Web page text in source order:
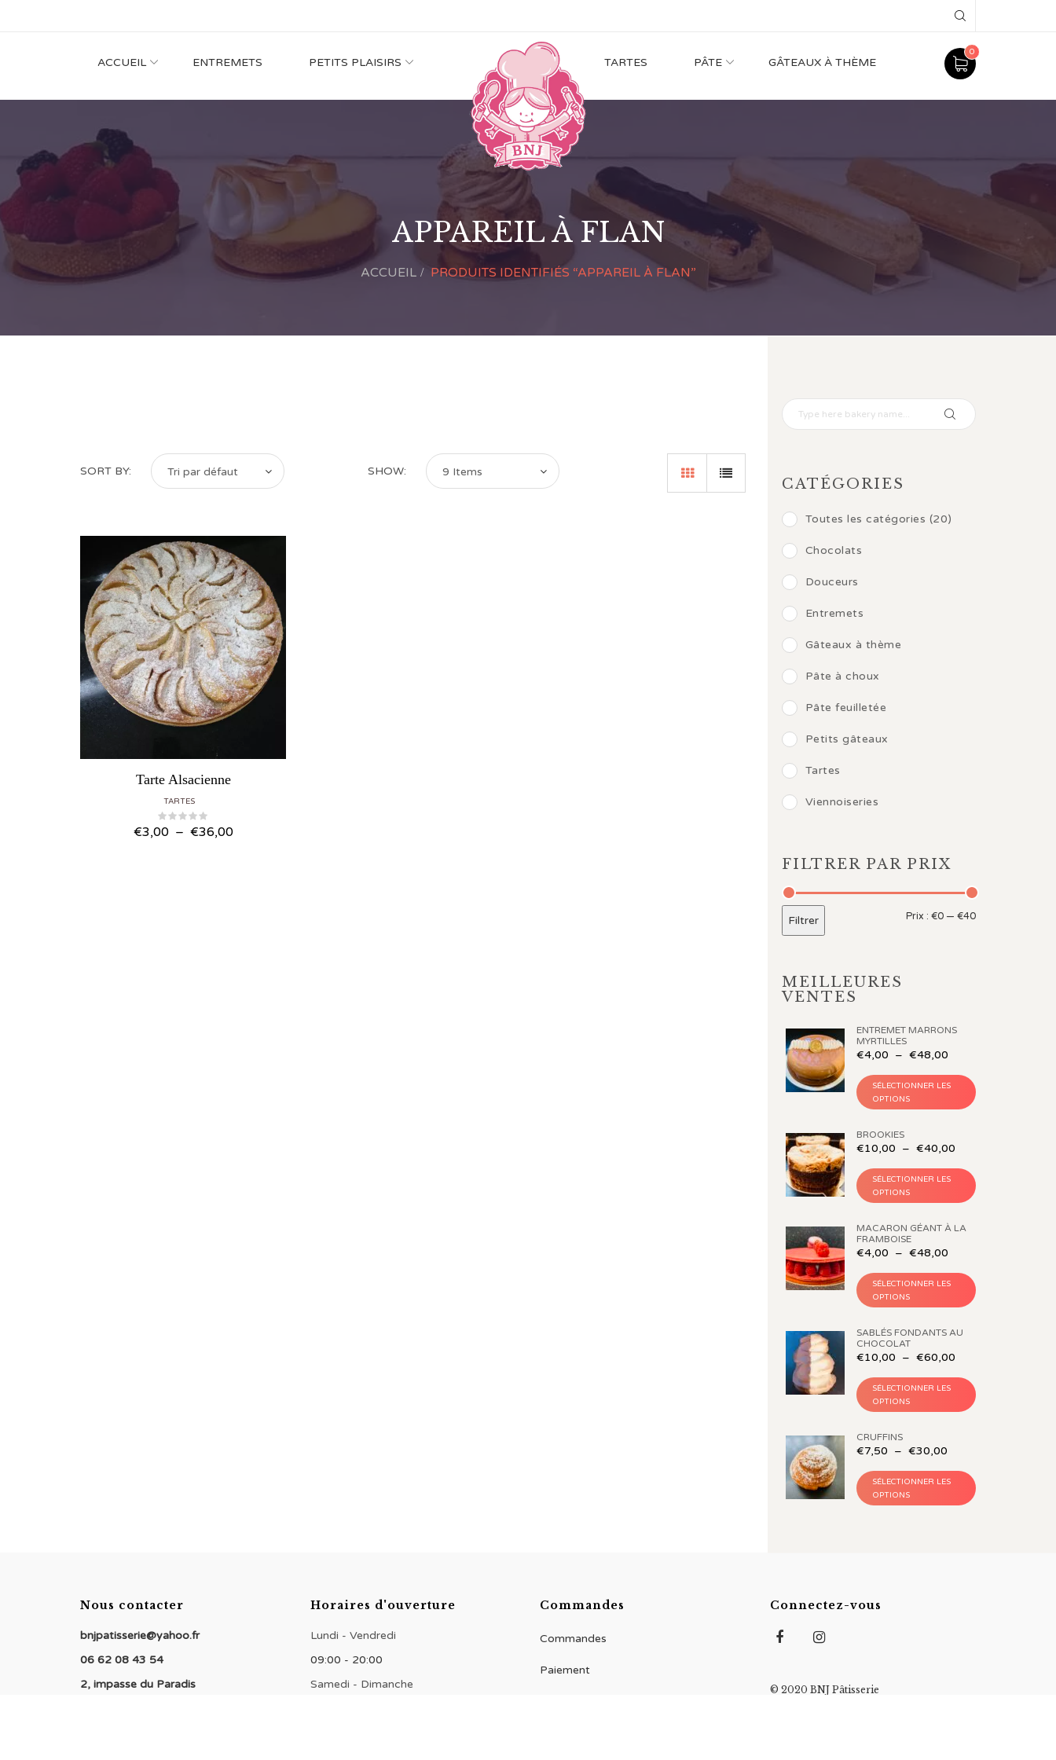
ACCUEIL ENTREMETS PETITS PLAISIRS TARTES PÂTE GÂTEAUX À THÈME
0
APPAREIL À FLAN
ACCUEIL PRODUITS IDENTIFIÉS “APPAREIL À FLAN”
SORT BY: Tri par défaut SHOW: 9 Items
Tarte Alsacienne
TARTES
€3,00 – €36,00Plage de prix : €3,00 à €36,00
CATÉGORIES
Toutes les catégories (20)
Chocolats
Douceurs
Entremets
Gâteaux à thème
Pâte à choux
Pâte feuilletée
Petits gâteaux
Tartes
Viennoiseries
FILTRER PAR PRIX
Filtrer Prix : €0 — €40
MEILLEURES
VENTES
ENTREMET MARRONS
MYRTILLES
€4,00 – €48,00
SÉLECTIONNER LES
OPTIONS
BROOKIES
€10,00 – €40,00
SÉLECTIONNER LES
OPTIONS
MACARON GÉANT À LA
FRAMBOISE
€4,00 – €48,00
SÉLECTIONNER LES
OPTIONS
SABLÉS FONDANTS AU
CHOCOLAT
€10,00 – €60,00
SÉLECTIONNER LES
OPTIONS
CRUFFINS
€7,50 – €30,00
SÉLECTIONNER LES
OPTIONS
Nous contacter
bnjpatisserie@yahoo.fr
06 62 08 43 54
2, impasse du Paradis
Horaires d'ouverture
Lundi - Vendredi
09:00 - 20:00
Samedi - Dimanche
Commandes
Commandes
Paiement
Connectez-vous
© 2020 BNJ Pâtisserie